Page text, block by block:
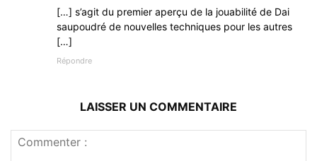
[…] s’agit du premier aperçu de la jouabilité de Dai
saupoudré de nouvelles techniques pour les autres
[…]
Répondre
LAISSER UN COMMENTAIRE